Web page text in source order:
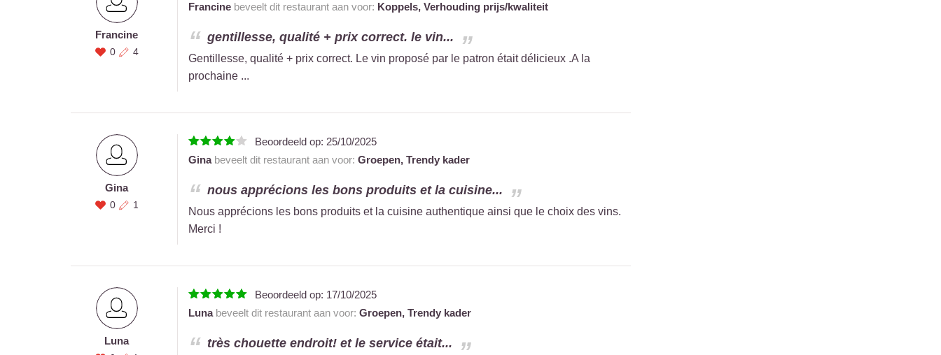
Francine
0 4
Francinebeveelt dit restaurant aan voor: Koppels, Verhouding prijs/kwaliteit
gentillesse, qualité + prix correct. le vin...
Gentillesse, qualité + prix correct. Le vin proposé par le patron était délicieux .A la
prochaine ...
Gina
0 1
Beoordeeld op: 25/10/2025
Ginabeveelt dit restaurant aan voor: Groepen, Trendy kader
nous apprécions les bons produits et la cuisine...
Nous apprécions les bons produits et la cuisine authentique ainsi que le choix des vins.
Merci !
Luna
Beoordeeld op: 17/10/2025
Lunabeveelt dit restaurant aan voor: Groepen, Trendy kader
très chouette endroit! et le service était...